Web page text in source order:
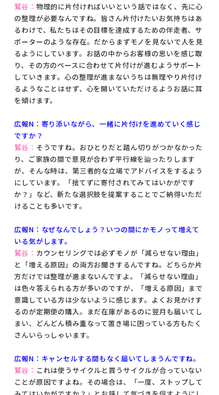
鷲谷： 物理的に片付ければいいという話ではなく、先に心
の整理が必要なんですね。皆さん片付けたいお気持ちはあ
るわけで、私たちはその目標を達成するための伴走者、サ
ポーターのような存在。だからまずモノを見ないで人を見
るようにしています。お話の中からお客様の思いを感じ取
り、その方のペースに合わせて片付けが進むようサポート
していきます。心の整理が進まないうちは無理やり片付け
るようなことはせず、心を開いていただけるようお話に耳
を傾けます。
広報N：寄り添いながら、一緒に片付けを進めていく感じ
ですか？
鷲谷： そうですね。おひとりだと踏ん切りがつかなかった
り、ご家族の間で意見が合わず平行線を辿ったりします
が、そんな時は、第三者的な立場でアドバイスをするよう
にしています。「捨てずに寄付されてみてはいかがです
か？」など、新たな選択肢を提案することでご納得いただ
けることも多いです。
広報N：なぜなんでしょう？いつの間にかモノって増えて
いる気がします。
鷲谷： カウンセリングでは必ずモノが「減らせない理由」
と「増える原因」の両方お聞きするんですね。どちらか片
方だけでは整理が進まないんですよ。「減らせない理由」
は色々答えられる方が多いのですが、「増える原因」まで
意識している方は少ないように感じます。よくお見かけす
るのが定期便の購入。まだ在庫があるのに翌月も届いてし
まい、どんどん積み重なって置き場に困っている方もたく
さんいらっしゃいます。
広報N：キャンセルする間もなく届いてしまうんですね。
鷲谷： これは使うサイクルと買うサイクルが合っていない
ことが原因ですよね。その場合は、「一度、ストップして